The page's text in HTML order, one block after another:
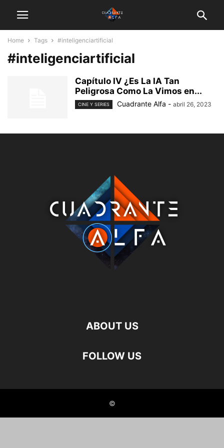
Home Tags #inteligenciartificial
#inteligenciartificial
Capítulo IV ¿Es La IA Tan
Peligrosa Como La Vimos en...
CINE Y SERIES Cuadrante Alfa - abril 26, 2023
ABOUT US
FOLLOW US
©